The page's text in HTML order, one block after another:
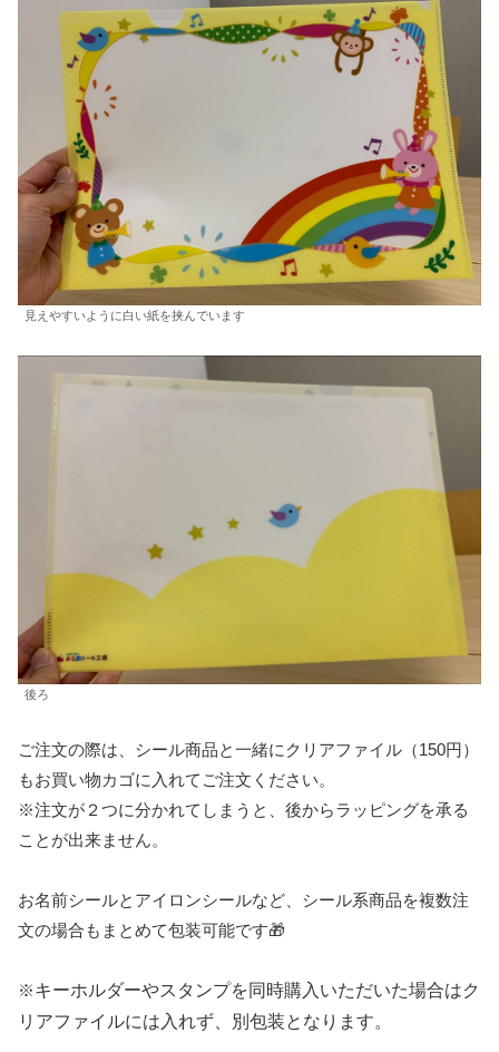
見えやすいように白い紙を挟んでいます
後ろ
ご注文の際は、シール商品と一緒にクリアファイル（150円）
もお買い物カゴに入れてご注文ください。
※注文が２つに分かれてしまうと、後からラッピングを承る
ことが出来ません。
お名前シールとアイロンシールなど、シール系商品を複数注
文の場合もまとめて包装可能です🎁
※キーホルダーやスタンプを同時購入いただいた場合はク
リアファイルには入れず、別包装となります。